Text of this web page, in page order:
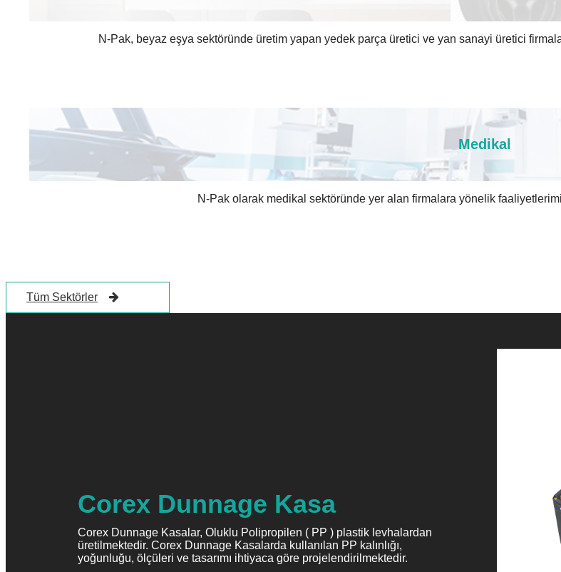
N-Pak, beyaz eşya sektöründe üretim yapan yedek parça üretici ve yan sanayi üretici
Medikal
N-Pak olarak medikal sektöründe yer alan firmalara yönelik
Tüm Sektörler
Corex Dunnage Kasa
Corex Dunnage Kasalar, Oluklu Polipropilen ( PP ) plastik levhalardan
üretilmektedir. Corex Dunnage Kasalarda kullanılan PP kalınlığı,
yoğunluğu, ölçüleri ve tasarımı ihtiyaca göre projelendirilmektedir.